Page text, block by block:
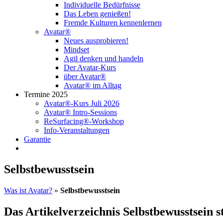
Individuelle Bedürfnisse
Das Leben genießen!
Fremde Kulturen kennenlernen
Avatar®
Neues ausprobieren!
Mindset
Agil denken und handeln
Der Avatar-Kurs
über Avatar®
Avatar® im Alltag
Termine 2025
Avatar®-Kurs Juli 2026
Avatar® Intro-Sessions
ReSurfacing®-Workshop
Info-Veranstaltungen
Garantie
Selbstbewusstsein
Was ist Avatar? » Selbstbewusstsein
Das Artikelverzeichnis Selbstbewusstsein